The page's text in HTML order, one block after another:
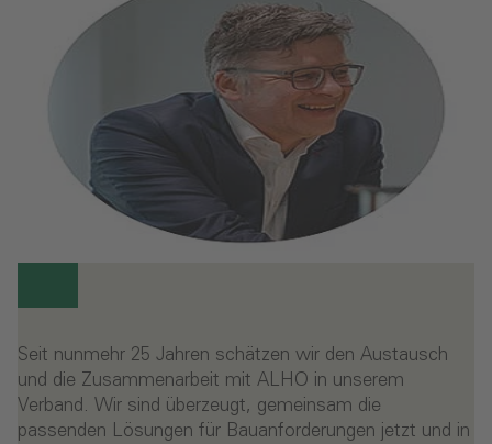
Seit nunmehr 25 Jahren schätzen wir den Austausch
und die Zusammenarbeit mit ALHO in unserem
Verband. Wir sind überzeugt, gemeinsam die
passenden Lösungen für Bauanforderungen jetzt und in